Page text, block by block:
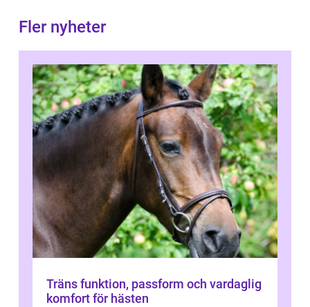
Fler nyheter
Träns funktion, passform och vardaglig
komfort för hästen